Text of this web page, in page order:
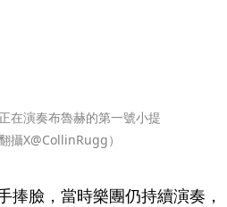
在演奏布魯赫的第一號小提
攝X@CollinRugg）
捧臉，當時樂團仍持續演奏，